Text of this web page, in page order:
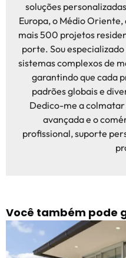
soluções
Europa, o Médio
mais 500 projetos
porte. Sou
sistemas complexos de
garantindo que cada
padrões globais e
Dedico-me a
avançada e o
profissional, suporte
Você também pode